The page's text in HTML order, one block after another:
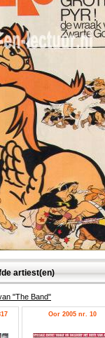
artiest(en)
"The Band"
Oor 2005 nr. 10